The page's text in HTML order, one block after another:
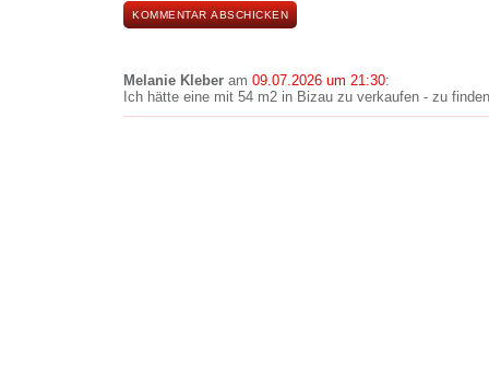
Melanie Kleber am 09.07.2026 um 21:30:
Ich hätte eine mit 54 m2 in Bizau zu verkaufen - zu